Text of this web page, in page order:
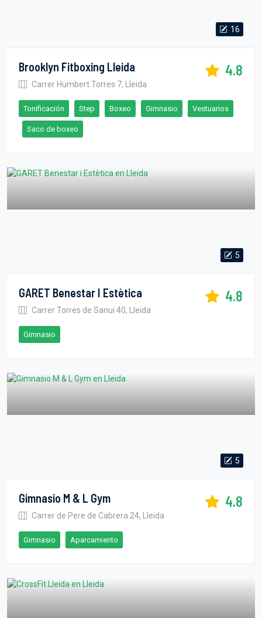
16
Brooklyn Fitboxing Lleida
Carrer Humbert Torres 7, Lleida
4.8
Tonificación Step Boxeo Gimnasio Vestuarios
Saco de boxeo
5
GARET Benestar I Estètica
Carrer Torres de Sanui 40, Lleida
4.8
Gimnasio
5
Gimnasio M & L Gym
Carrer de Pere de Cabrera 24, Lleida
4.8
Gimnasio Aparcamiento